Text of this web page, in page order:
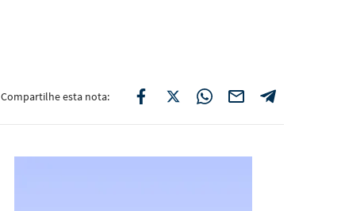
Compartilhe esta nota: